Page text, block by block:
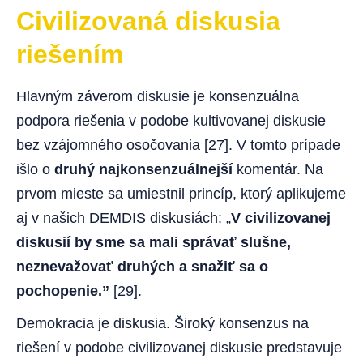
Civilizovaná diskusia
riešením
Hlavným záverom diskusie je konsenzuálna
podpora riešenia v podobe kultivovanej diskusie
bez vzájomného osočovania [27]. V tomto prípade
išlo o druhý najkonsenzuálnejší komentár. Na
prvom mieste sa umiestnil princíp, ktorý aplikujeme
aj v našich DEMDIS diskusiách: „V civilizovanej
diskusií by sme sa mali správať slušne,
neznevažovať druhých a snažiť sa o
pochopenie.” [29].
Demokracia je diskusia. Široký konsenzus na
riešení v podobe civilizovanej diskusie predstavuje